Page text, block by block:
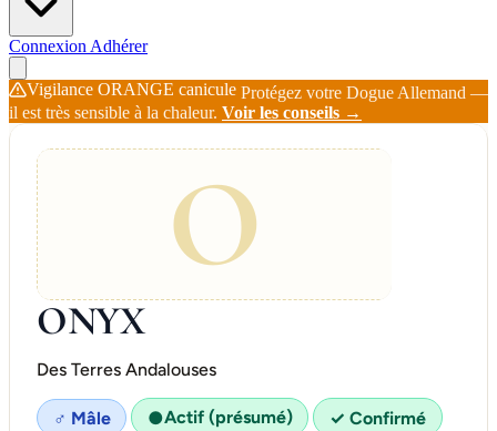
Connexion Adhérer
Vigilance ORANGE canicule Protégez votre Dogue Allemand —
il est très sensible à la chaleur. Voir les conseils →
O
ONYX
Des Terres Andalouses
♂ Mâle ●Actif (présumé)
✓ Confirmé